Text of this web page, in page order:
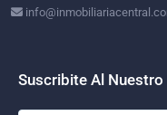
Suscribite Al